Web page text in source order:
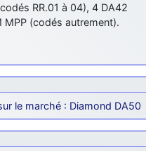
RR.01 à 04), 4 DA42
MPP (codés autrement).
le marché : Diamond DA50